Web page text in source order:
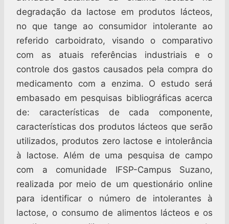
degradação da lactose em produtos lácteos,
no que tange ao consumidor intolerante ao
referido carboidrato, visando o comparativo
com as atuais referências industriais e o
controle dos gastos causados pela compra do
medicamento com a enzima. O estudo será
embasado em pesquisas bibliográficas acerca
de: características de cada componente,
características dos produtos lácteos que serão
utilizados, produtos zero lactose e intolerância
à lactose. Além de uma pesquisa de campo
com a comunidade IFSP-Campus Suzano,
realizada por meio de um questionário online
para identificar o número de intolerantes à
lactose, o consumo de alimentos lácteos e os